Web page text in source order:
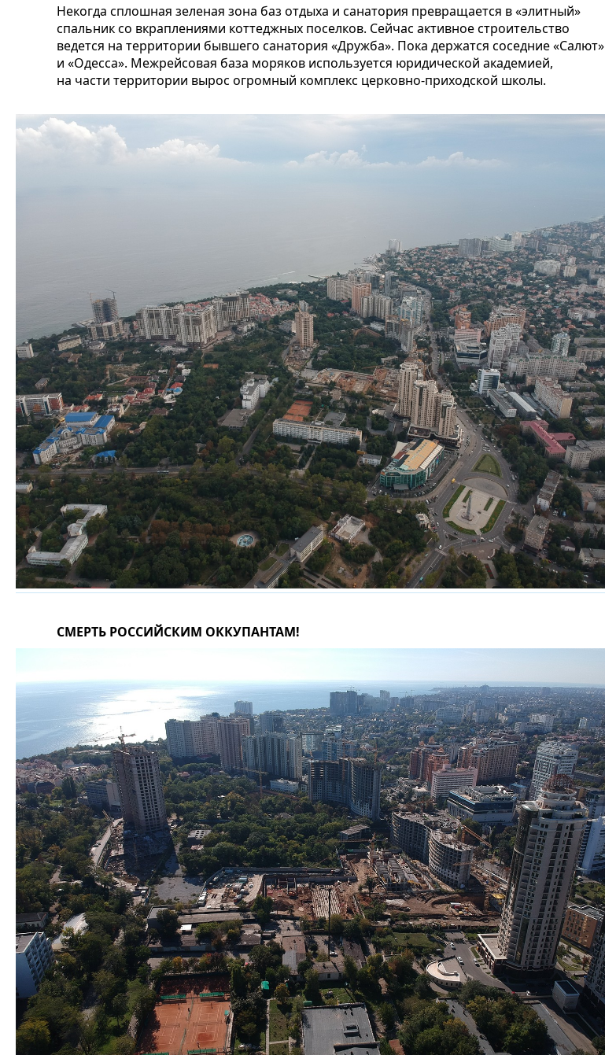
Некогда сплошная зеленая зона баз отдыха и санатория превращается в «элитный»
спальник со вкраплениями коттеджных поселков. Сейчас активное строительство
ведется на территории бывшего санатория «Дружба». Пока держатся соседние «Салют»
и «Одесса». Межрейсовая база моряков используется юридической академией,
на части территории вырос огромный комплекс церковно-приходской школы.
СМЕРТЬ РОССИЙСКИМ ОККУПАНТАМ!